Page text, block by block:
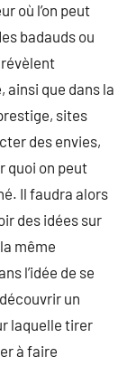
où l’on peut
badauds ou
ainsi que dans la
sites
des envies,
quoi on peut
Il faudra alors
des idées sur
même
l’idée de se
un
laquelle tirer
à faire